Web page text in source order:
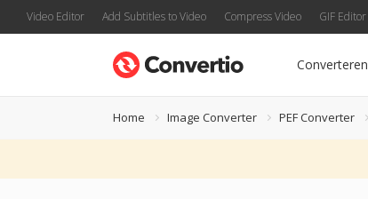
Video Editor Add Subtitles to Video Compress Video GIF Editor
Converteren
Home Image Converter PEF Converter